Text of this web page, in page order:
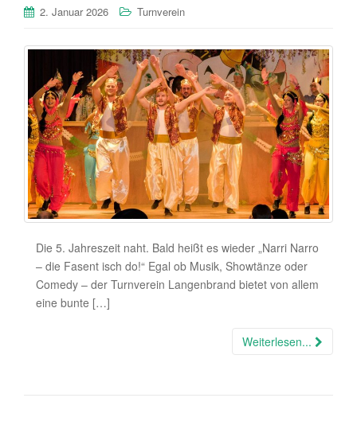
2. Januar 2026 Turnverein
Die 5. Jahreszeit naht. Bald heißt es wieder „Narri Narro
– die Fasent isch do!“ Egal ob Musik, Showtänze oder
Comedy – der Turnverein Langenbrand bietet von allem
eine bunte […]
Weiterlesen...